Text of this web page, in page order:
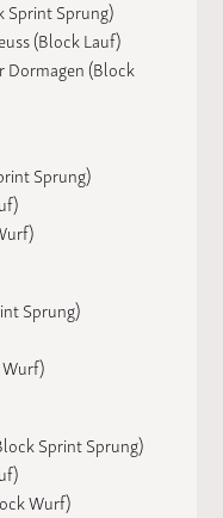
Sprint Sprung)
(Block Lauf)
Dormagen (Block
Sprung)
Sprung)
Sprint Sprung)
Wurf)